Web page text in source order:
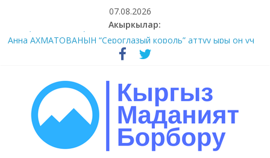
content
07.08.2026
Акыркылар:
#1-4 (55 сөз сынагы)
Анна АХМАТОВАНЫН “Сероглазый король” аттуу ыры он үч
#9-10 (55 сөз сынагы)
#5-8 (55 сөз сынагы)